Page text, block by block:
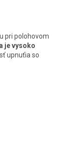
pri polohovom
je vysoko
upnuťia so